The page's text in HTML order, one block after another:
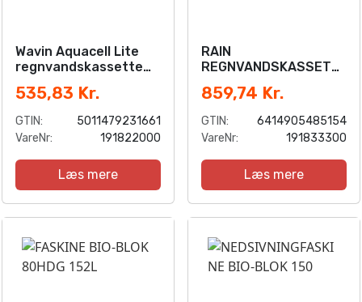
Wavin Aquacell Lite
regnvandskassette
400x500x1000mm, PP.
Sort
535,83 Kr.
GTIN:
5011479231661
VareNr:
191822000
Læs mere
RAIN
REGNVANDSKASSETT
859,74 Kr.
GTIN:
6414905485154
VareNr:
191833300
Læs mere